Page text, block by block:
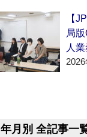
【
局
人
年月別 全記事一